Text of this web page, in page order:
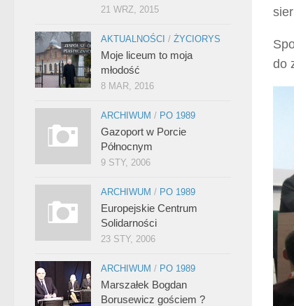
do
21 WRZ, 2015
AKTUALNOŚCI / ŻYCIORYS
Moje liceum to moja
młodość
8 MAR, 2016
ARCHIWUM / PO 1989
Gazoport w Porcie
Północnym
9 STY, 2006
ARCHIWUM / PO 1989
Europejskie Centrum
Solidarności
23 STY, 2006
ARCHIWUM / PO 1989
Marszałek Bogdan
Borusewicz gościem ?